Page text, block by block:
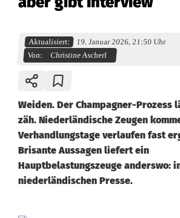
Aktualisiert:
19. Januar 2026, 21:50 Uhr
Von:
Christine Ascherl
Weiden. Der Champagner-Prozess
zäh. Niederländische Zeugen
Verhandlungstage verlaufen fast
Brisante Aussagen liefert ein
Hauptbelastungszeuge anderswo:
niederländischen Presse.